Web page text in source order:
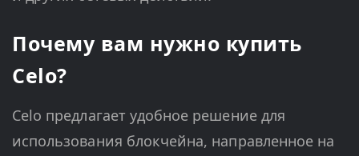
Почему вам нужно купить
Celo?
Celo предлагает удобное решение для
использования блокчейна, направленное на